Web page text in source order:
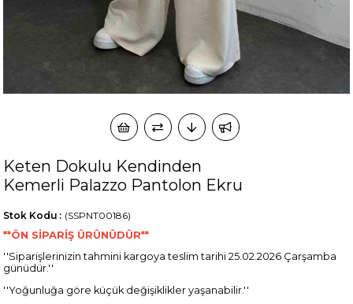
Keten Dokulu Kendinden
Kemerli Palazzo Pantolon Ekru
(SSPNT00186)
Stok Kodu
**ÖN SİPARİŞ ÜRÜNÜDÜR**
''Siparişlerinizin tahmini kargoya teslim tarihi 25.02.2026 Çarşamba
günüdür.''
''Yoğunluğa göre küçük değişiklikler yaşanabilir.''